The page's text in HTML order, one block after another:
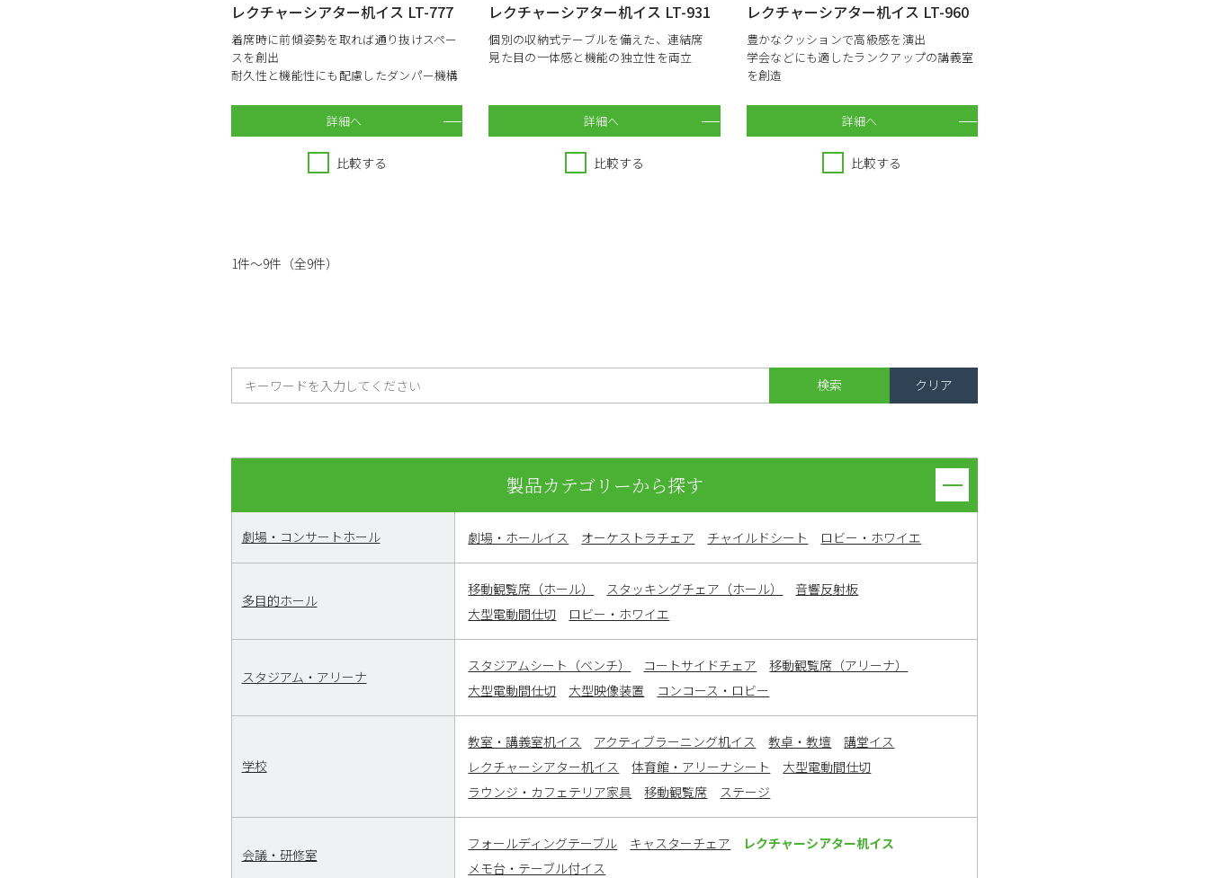
レクチャーシアター机イス LT-777
着席時に前傾姿勢を取れば通り抜けスペー
スを創出
耐久性と機能性にも配慮したダンパー機構
詳細へ
比較する
レクチャーシアター机イス LT-931
個別の収納式テーブルを備えた、連結席
見た目の一体感と機能の独立性を両立
詳細へ
比較する
レクチャーシアター机イス LT-960
豊かなクッションで高級感を演出
学会などにも適したランクアップの講義室
を創造
詳細へ
比較する
1件～9件（全9件）
製品カテゴリーから探す
劇場・コンサートホール 劇場・ホールイス オーケストラチェア チャイルドシート ロビー・ホワイエ
多目的ホール
移動観覧席（ホール） スタッキングチェア（ホール）
音響反射板
大型電動間仕切
ロビー・ホワイエ
スタジアム・アリーナ
スタジアムシート（ベンチ） コートサイドチェア
移動観覧席（アリーナ）
大型電動間仕切
大型映像装置 コンコース・ロビー
学校
教室・講義室机イス アクティブラーニング机イス 教卓・教壇
講堂イス
レクチャーシアター机イス
体育館・アリーナシート
大型電動間仕切
ラウンジ・カフェテリア家具
移動観覧席 ステージ
会議・研修室
フォールディングテーブル キャスターチェア
レクチャーシアター机イス
メモ台・テーブル付イス